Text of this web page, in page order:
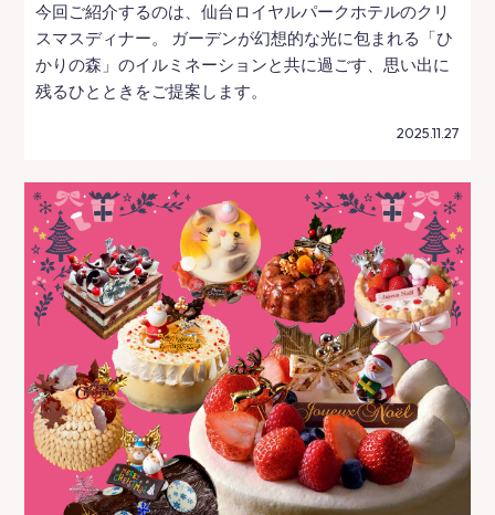
今回ご紹介するのは、仙台ロイヤルパークホテルのクリ
スマスディナー。 ガーデンが幻想的な光に包まれる「ひ
かりの森」のイルミネーションと共に過ごす、思い出に
残るひとときをご提案します。
2025.11.27